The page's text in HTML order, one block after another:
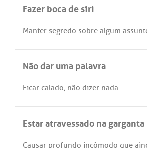
Fazer boca de siri
Manter segredo sobre algum
Não dar uma palavra
Ficar calado, não dizer nada.
Estar atravessado na garganta
Causar profundo incômodo que